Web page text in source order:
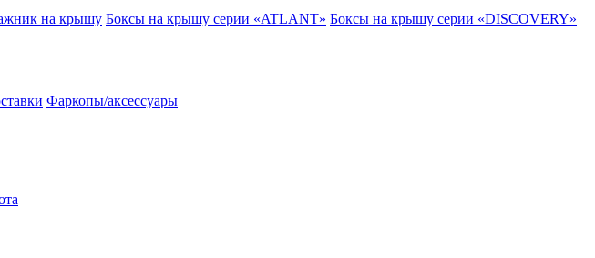
на крышу Боксы на крышу серии «ATLANT» Боксы на крышу серии «DISCOVERY»
Фаркопы/аксессуары